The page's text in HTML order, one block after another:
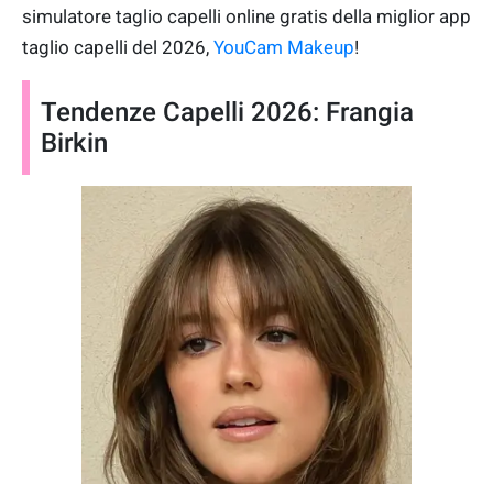
simulatore taglio capelli online gratis della miglior app
taglio capelli del 2026, YouCam Makeup!
Tendenze Capelli 2026: Frangia
Birkin